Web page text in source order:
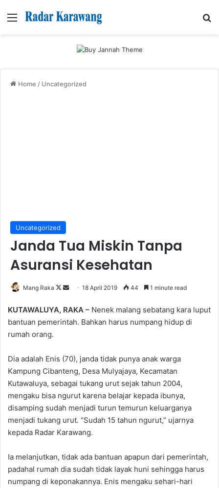
Menu
Home / Uncategorized
Uncategorized
Janda Tua Miskin Tanpa
Asuransi Kesehatan
Mang Raka
Follow
X
Send
email
18 April 2019 44 1 minute read
KUTAWALUYA, RAKA – Nenek malang sebatang kara luput
bantuan pemerintah. Bahkan harus numpang hidup di
rumah orang.
Dia adalah Enis (70), janda tidak punya anak warga
Kampung Cibanteng, Desa Mulyajaya, Kecamatan
Kutawaluya, sebagai tukang urut sejak tahun 2004,
mengaku bisa ngurut karena belajar kepada ibunya,
disamping sudah menjadi turun temurun keluarganya
menjadi tukang urut. “Sudah 15 tahun ngurut,” ujarnya
kepada Radar Karawang.
Ia melanjutkan, tidak ada bantuan apapun dari pemerintah,
padahal rumah dia sudah tidak layak huni sehingga harus
numpang di keponakannya. Enis mengaku sehari-hari